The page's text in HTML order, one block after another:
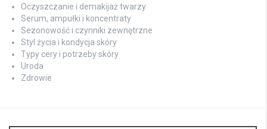
Oczyszczanie i demakijaż twarzy
Serum, ampułki i koncentraty
Sezonowość i czynniki zewnętrzne
Styl życia i kondycja skóry
Typy cery i potrzeby skóry
Uroda
Zdrowie